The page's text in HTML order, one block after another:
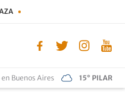
Buenos Aires 15° PILAR